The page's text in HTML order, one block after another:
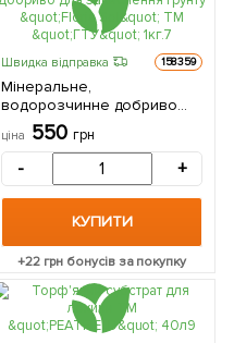
Швидка відправка 158359
Мінеральне,
водорозчинне добриво
для закислення ґрунту
"Floria Sol" ТМ "ГТУ" 1кг.
ціна 550 грн
- +
КУПИТИ
+22грн бонусів за покупку